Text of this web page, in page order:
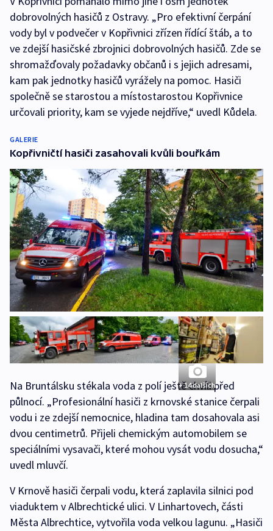
dobrovolných hasičů z Ostravy. „Pro efektivní čerpání
vody byl v podvečer v Kopřivnici zřízen řídící štáb, a to
ve zdejší hasičské zbrojnici dobrovolných hasičů. Zde se
shromažďovaly požadavky občanů i s jejich adresami,
kam pak jednotky hasičů vyrážely na pomoc. Hasiči
společně se starostou a místostarostou Kopřivnice
určovali priority, kam se vyjede nejdříve,“ uvedl Kůdela.
GALERIE
Kopřivničtí hasiči zasahovali kvůli bouřkám
+ 14 dalších
Na Bruntálsku stékala voda z polí ještě chvíli před
půlnocí. „Profesionální hasiči z krnovské stanice čerpali
vodu i ze zdejší nemocnice, hladina tam dosahovala asi
dvou centimetrů. Přijeli chemickým automobilem se
speciálními vysavači, které mohou vysát vodu dosucha,“
uvedl mluvčí.
V Krnově hasiči čerpali vodu, která zaplavila silnici pod
viaduktem v Albrechtické ulici. V Linhartovech, části
Města Albrechtice, vytvořila voda velkou lagunu. „Hasiči